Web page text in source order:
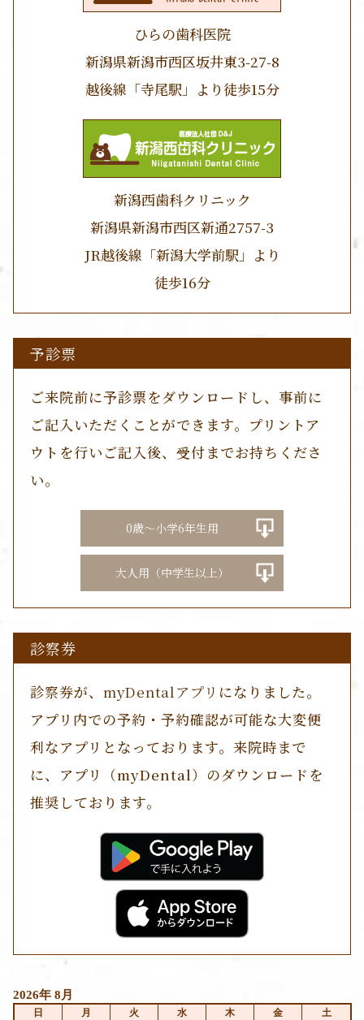
ひらの歯科医院
新潟県新潟市西区坂井東3-27-8
越後線「寺尾駅」より徒歩15分
新潟西歯科クリニック
新潟県新潟市西区新通2757-3
JR越後線「新潟大学前駅」より
徒歩16分
予診票
ご来院前に予診票をダウンロードし、事前に
ご記入いただくことができます。プリントア
ウトを行いご記入後、受付までお持ちくださ
い。
0歳～小学6年生用
大人用（中学生以上）
診察券
診察券が、 myDentalアプリ になりました。
アプリ内での予約・予約確認が可能な大変便
利なアプリとなっております。来院時まで
に、アプリ（myDental）のダウンロードを
推奨しております。